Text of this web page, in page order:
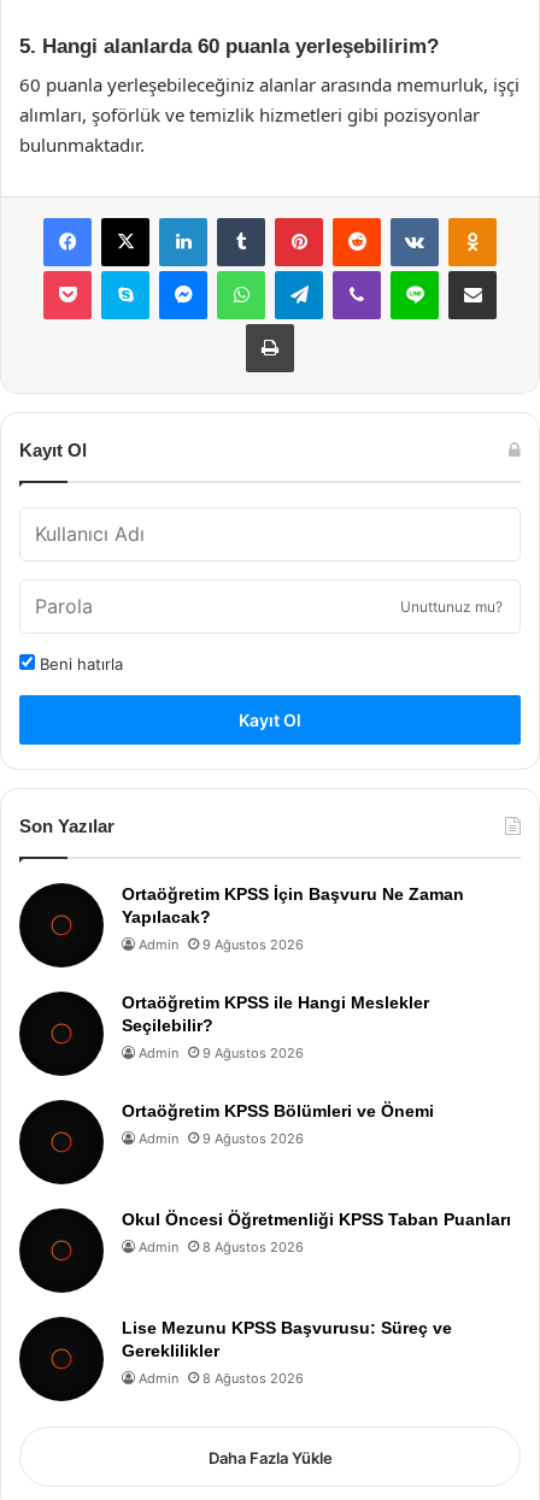
5. Hangi alanlarda 60 puanla yerleşebilirim?
60 puanla yerleşebileceğiniz alanlar arasında memurluk, işçi
alımları, şoförlük ve temizlik hizmetleri gibi pozisyonlar
bulunmaktadır.
Facebook
X LinkedInTumblr PinterestReddit VKontakte
Pocket Skype MessengerWhatsAppTelegramViber Line E-Posta ile
Yazdır
Kayıt Ol
Unuttunuz mu?
Beni hatırla
Kayıt Ol
Son Yazılar
Ortaöğretim KPSS İçin Başvuru Ne Zaman
Yapılacak?
Admin 9 Ağustos 2026
Ortaöğretim KPSS ile Hangi Meslekler
Seçilebilir?
Admin 9 Ağustos 2026
Ortaöğretim KPSS Bölümleri ve Önemi
Admin 9 Ağustos 2026
Okul Öncesi Öğretmenliği KPSS Taban Puanları
Admin 8 Ağustos 2026
Lise Mezunu KPSS Başvurusu: Süreç ve
Gereklilikler
Admin 8 Ağustos 2026
Daha Fazla Yükle